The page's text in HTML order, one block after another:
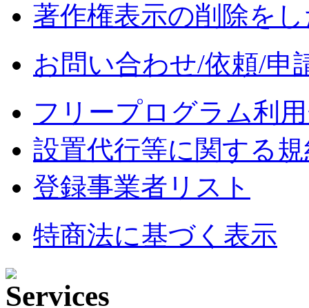
著作権表示の削除を
お問い合わせ/依頼/申
フリープログラム利
設置代行等に関する
登録事業者リスト
特商法に基づく表示